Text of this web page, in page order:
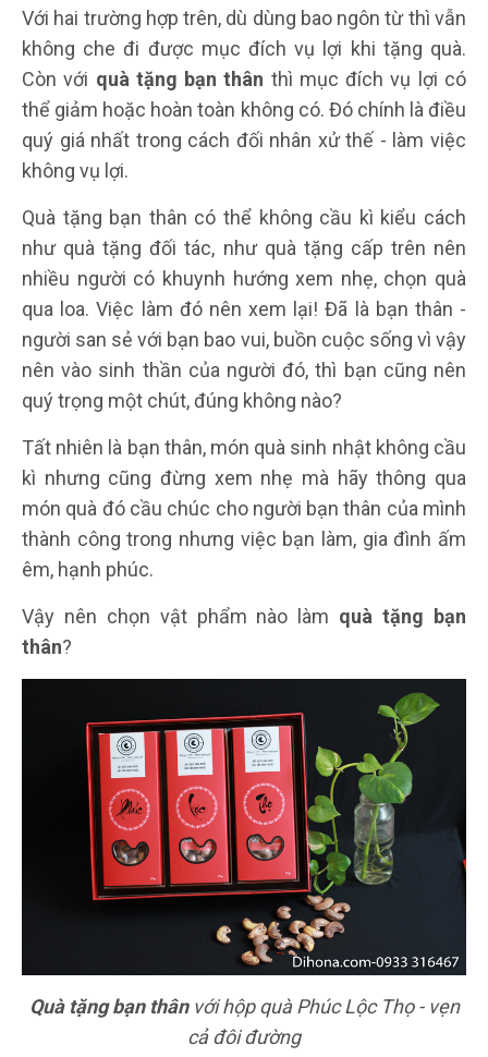
Với hai trường hợp trên, dù dùng bao ngôn từ thì vẫn
không che đi được mục đích vụ lợi khi tặng quà.
Còn với quà tặng bạn thân thì mục đích vụ lợi có
thể giảm hoặc hoàn toàn không có. Đó chính là điều
quý giá nhất trong cách đối nhân xử thế - làm việc
không vụ lợi.
Quà tặng bạn thân có thể không cầu kì kiểu cách
như quà tặng đối tác, như quà tặng cấp trên nên
nhiều người có khuynh hướng xem nhẹ, chọn quà
qua loa. Việc làm đó nên xem lại! Đã là bạn thân -
người san sẻ với bạn bao vui, buồn cuộc sống vì vậy
nên vào sinh thần của người đó, thì bạn cũng nên
quý trọng một chút, đúng không nào?
Tất nhiên là bạn thân, món quà sinh nhật không cầu
kì nhưng cũng đừng xem nhẹ mà hãy thông qua
món quà đó cầu chúc cho người bạn thân của mình
thành công trong nhưng việc bạn làm, gia đình ấm
êm, hạnh phúc.
Vậy nên chọn vật phẩm nào làm quà tặng bạn
thân?
Quà tặng bạn thânvới hộp quà Phúc Lộc Thọ - vẹn
cả đôi đường